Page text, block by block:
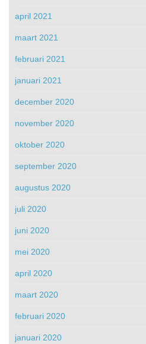
april 2021
maart 2021
februari 2021
januari 2021
december 2020
november 2020
oktober 2020
september 2020
augustus 2020
juli 2020
juni 2020
mei 2020
april 2020
maart 2020
februari 2020
januari 2020